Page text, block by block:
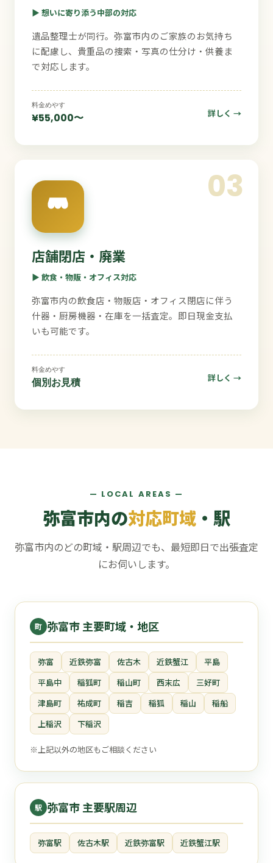
▶ 想いに寄り添う中部の対応
遺品整理士が同行。弥富市内のご家族のお気持ち
に配慮し、貴重品の捜索・写真の仕分け・供養ま
で対応します。
料金めやす
¥55,000〜 詳しく →
03
店舗閉店・廃業
▶ 飲食・物販・オフィス対応
弥富市内の飲食店・物販店・オフィス閉店に伴う
什器・厨房機器・在庫を一括査定。即日現金支払
いも可能です。
料金めやす
個別お見積 詳しく →
— LOCAL AREAS —
弥富市内の対応町域 ・駅
弥富市内のどの町域・駅周辺でも、最短即日で出張査定
にお伺いします。
町 弥富市 主要町域・地区
弥富 近鉄弥富 佐古木 近鉄蟹江
平島
平島中
稲狐町 稲山町 西末広
三好町
津島町
祐成町 稲吉 稲狐 稲山
稲船
上稲沢
下稲沢
※上記以外の地区もご相談ください
駅 弥富市 主要駅周辺
弥富駅 佐古木駅 近鉄弥富駅 近鉄蟹江駅